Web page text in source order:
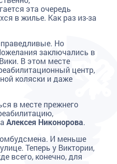
эта очередь
в жилье. Как раз из-за
Но
заключались в
В этом месте
центр,
коляски и даже
в месте прежнего
Алексея Никонорова.
омбудсмена. И меньше
Теперь у Виктории,
всего, конечно, для